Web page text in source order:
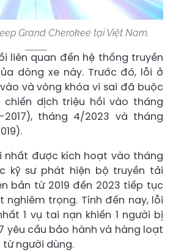
Grand Cherokee tại Việt Nam.
liên quan đến hệ thống truyền
dòng xe này. Trước đó, lỗi ở
và vòng khóa vi sai đã buộc
chiến dịch triệu hồi vào tháng
tháng 4/2023 và tháng
nhất được kích hoạt vào tháng
kỹ sư phát hiện bộ truyền tải
bản từ 2019 đến 2023 tiếp tục
nghiêm trọng. Tính đến nay, lỗi
1 vụ tai nạn khiến 1 người bị
yêu cầu bảo hành và hàng loạt
người dùng.